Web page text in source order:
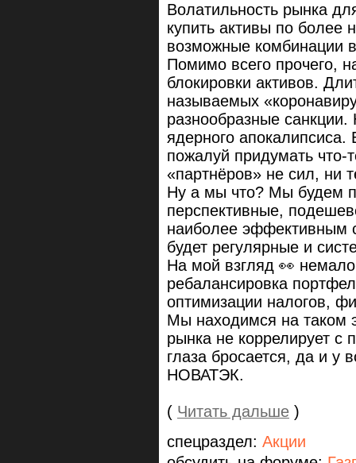
Волатильность рынка
купить активы по
возможные комбинации
Помимо всего прочего,
блокировки активов.
называемых
разнообразные санкции.
ядерного
пожалуй придумать что-
«партнёров» не сил, ни
Ну а мы что? Мы будем
перспективные,
наиболее эффективным
будет регулярные и
На мой взгляд 👀
ребалансировка
оптимизации налогов,
Мы находимся на таком
рынка не коррелирует с
глаза бросается, да и у
НОВАТЭК.
( Читать дальше )
спецраздел: Акции